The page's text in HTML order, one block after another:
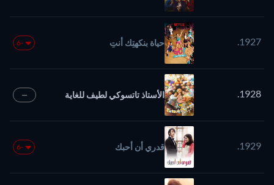
1927. حياة بنكهتِك أنتِ -6
1928. الأستاذ تاتسوكي لطيف للغاية —
1929. قدري أن أحبك -6